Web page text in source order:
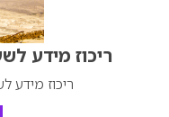
ריכוז מידע
ריכוז מידע